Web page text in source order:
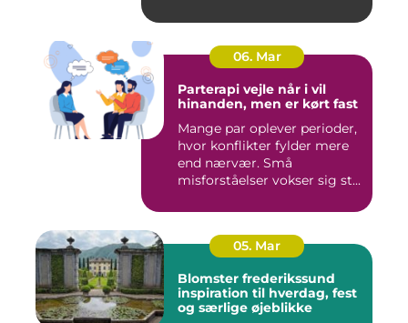
06. Mar
Parterapi vejle når i vil
hinanden, men er kørt fast
Mange par oplever perioder,
hvor konflikter fylder mere
end nærvær. Små
misforståelser vokser sig st...
05. Mar
Blomster frederikssund
inspiration til hverdag, fest
og særlige øjeblikke